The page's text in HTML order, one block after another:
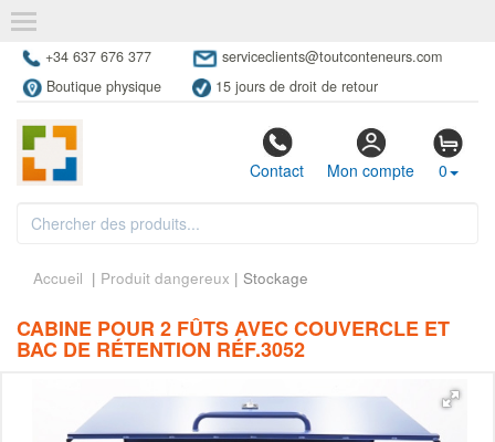
+34 637 676 377
serviceclients@toutconteneurs.com
Boutique physique
15 jours de droit de retour
Contact Mon compte 0
Accueil | Produit dangereux | Stockage
CABINE POUR 2 FÛTS AVEC COUVERCLE ET
BAC DE RÉTENTION RÉF.3052